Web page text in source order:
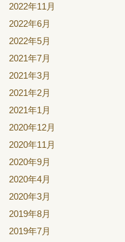
2022年11月
2022年6月
2022年5月
2021年7月
2021年3月
2021年2月
2021年1月
2020年12月
2020年11月
2020年9月
2020年4月
2020年3月
2019年8月
2019年7月